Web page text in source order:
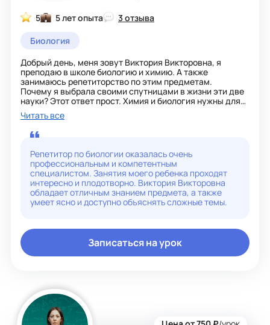
5 5 лет опыта
3 отзыва
Биология
Добрый день, меня зовут Виктория Викторовна, я
преподаю в школе биологию и химию. А также
занимаюсь репетиторство по этим предметам.
Почему я выбрала своими спутницами в жизни эти две
науки? Этот ответ прост. Химия и биология нужны для
целостности восприятия окружающего мира. Так же как
и физика. Эти предметы объясняют почему происходят
те или иные явления. Может в биологии и слишком все
детализируется по ботанике или зоологии простейших.
А анатомия - согласятся все, что очень нужна и каждый
хоть что-то но вынес с уроков.
Дети, получающие среднее образование обязательно
должны иметь представление о том, как устроен мир,
как растёт всё живое в природе, особенности
животного мира, строение человека, из чего состоят
Эти предметы- составляющие грамотности человека,
его культурного уровня. Не знать совсем эти
предметы- значит не понимать элементарные вещи в
окружающем мире.
Стараюсь организовать процесс обучения так, чтобы у
учащихся развивались познавательные способности,
формировались приемы умственной деятельности
(анализ, синтез, абстрагирование, обобщение,
Читать все
Репетитор по биологии оказалась очень
профессиональным и компетентным
специалистом. Занятия моего ребенка проходят
интересно и плодотворно. Виктория Викторовна
обладает отличным знанием предмета, а также
умеет ясно и доступно объяснять сложные темы.
Записаться на урок